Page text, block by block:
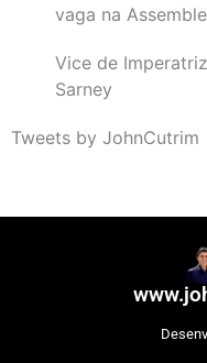
vaga na
Vice de
Sarney
Tweets by JohnCutrim